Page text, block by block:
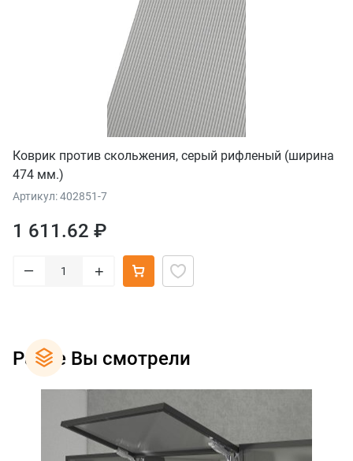
Коврик против скольжения, серый рифленый (ширина
474 мм.)
Артикул: 402851-7
1 611.62 ₽
– +
Ранее Вы смотрели